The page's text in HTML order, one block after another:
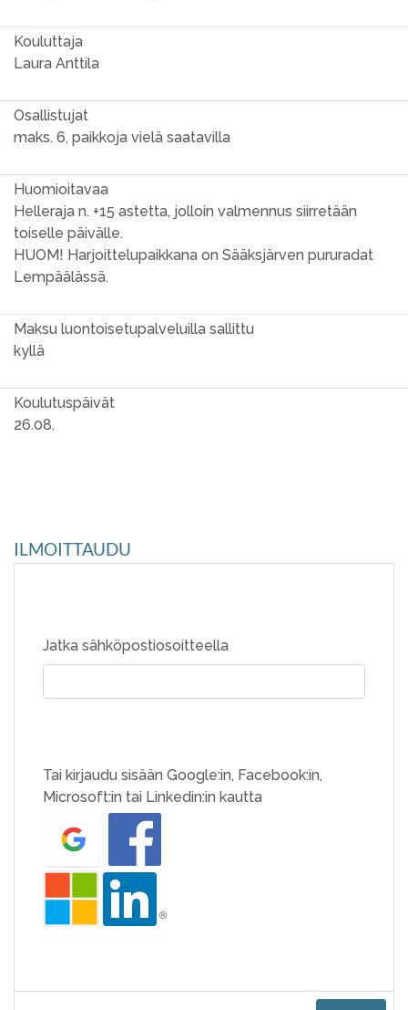
Kouluttaja
Laura Anttila
Osallistujat
maks. 6, paikkoja vielä saatavilla
Huomioitavaa
Helleraja n. +15 astetta, jolloin valmennus siirretään
toiselle päivälle.
HUOM! Harjoittelupaikkana on Sääksjärven pururadat
Lempäälässä.
Maksu luontoisetupalveluilla sallittu
kyllä
Koulutuspäivät
26.08.
ILMOITTAUDU
Jatka sähköpostiosoitteella
Tai kirjaudu sisään Google:in, Facebook:in,
Microsoft:in tai Linkedin:in kautta